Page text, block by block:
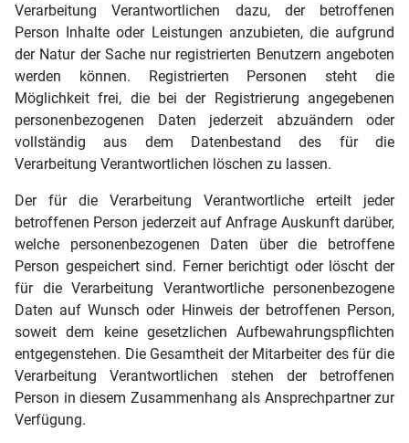
Verarbeitung Verantwortlichen dazu, der betroffenen
Person Inhalte oder Leistungen anzubieten, die aufgrund
der Natur der Sache nur registrierten Benutzern angeboten
werden können. Registrierten Personen steht die
Möglichkeit frei, die bei der Registrierung angegebenen
personenbezogenen Daten jederzeit abzuändern oder
vollständig aus dem Datenbestand des für die
Verarbeitung Verantwortlichen löschen zu lassen.
Der für die Verarbeitung Verantwortliche erteilt jeder
betroffenen Person jederzeit auf Anfrage Auskunft darüber,
welche personenbezogenen Daten über die betroffene
Person gespeichert sind. Ferner berichtigt oder löscht der
für die Verarbeitung Verantwortliche personenbezogene
Daten auf Wunsch oder Hinweis der betroffenen Person,
soweit dem keine gesetzlichen Aufbewahrungspflichten
entgegenstehen. Die Gesamtheit der Mitarbeiter des für die
Verarbeitung Verantwortlichen stehen der betroffenen
Person in diesem Zusammenhang als Ansprechpartner zur
Verfügung.